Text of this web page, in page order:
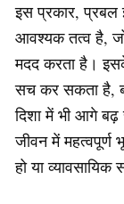
इस प्रकार, प्रबल
आवश्यक तत्व है,
मदद करता है।
सच कर सकता है,
दिशा में भी आगे बढ़
जीवन में महत्वपूर्ण
हो या